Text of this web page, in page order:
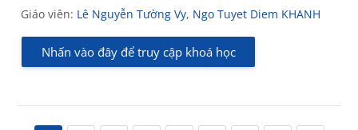
Giáo viên: Lê Nguyễn Tường Vy, Ngo Tuyet Diem KHANH
Nhấn vào đây để truy cập khoá học